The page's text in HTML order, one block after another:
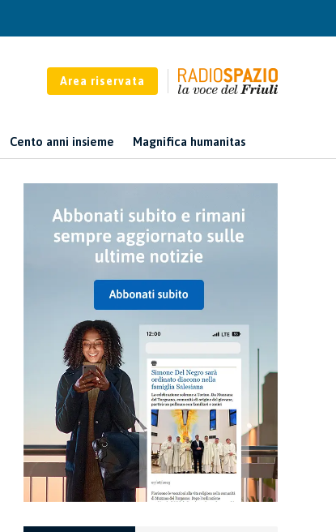
Area riservata
Cento anni insieme Magnifica humanitas